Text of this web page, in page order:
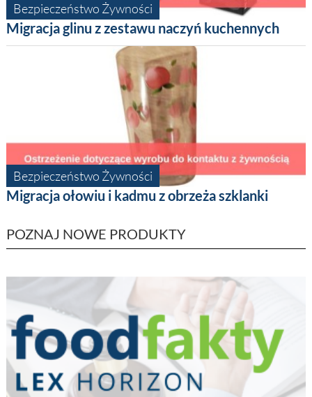
Bezpieczeństwo Żywności
Migracja glinu z zestawu naczyń kuchennych
Bezpieczeństwo Żywności
Migracja ołowiu i kadmu z obrzeża szklanki
POZNAJ NOWE PRODUKTY